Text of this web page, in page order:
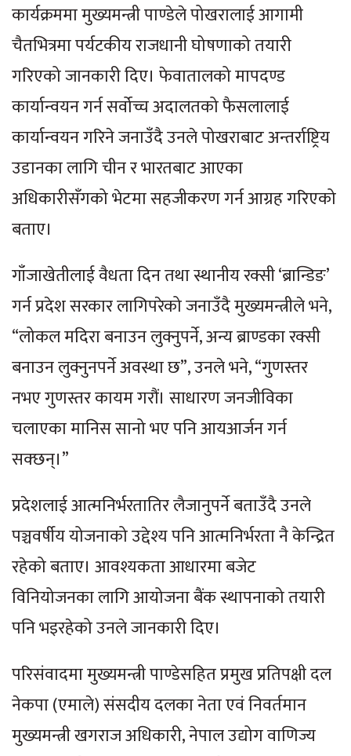
कार्यक्रममा मुख्यमन्त्री पाण्डेले पोखरालाई आगामी
चैतभित्रमा पर्यटकीय राजधानी घोषणाको तयारी
गरिएको जानकारी दिए। फेवातालको मापदण्ड
कार्यान्वयन गर्न सर्वोच्च अदालतको फैसलालाई
कार्यान्वयन गरिने जनाउँदै उनले पोखराबाट अन्तर्राष्ट्रिय
उडानका लागि चीन र भारतबाट आएका
अधिकारीसँगको भेटमा सहजीकरण गर्न आग्रह गरिएको
बताए।
गाँजाखेतीलाई वैधता दिन तथा स्थानीय रक्सी ‘ब्रान्डिङ’
गर्न प्रदेश सरकार लागिपरेको जनाउँदै मुख्यमन्त्रीले भने,
“लोकल मदिरा बनाउन लुक्नुपर्ने, अन्य ब्राण्डका रक्सी
बनाउन लुक्नुनपर्ने अवस्था छ”, उनले भने, “गुणस्तर
नभए गुणस्तर कायम गरौं। साधारण जनजीविका
चलाएका मानिस सानो भए पनि आयआर्जन गर्न
सक्छन्।”
प्रदेशलाई आत्मनिर्भरतातिर लैजानुपर्ने बताउँदै उनले
पञ्चवर्षीय योजनाको उद्देश्य पनि आत्मनिर्भरता नै केन्द्रित
रहेको बताए। आवश्यकता आधारमा बजेट
विनियोजनका लागि आयोजना बैंक स्थापनाको तयारी
पनि भइरहेको उनले जानकारी दिए।
परिसंवादमा मुख्यमन्त्री पाण्डेसहित प्रमुख प्रतिपक्षी दल
नेकपा (एमाले) संसदीय दलका नेता एवं निवर्तमान
मुख्यमन्त्री खगराज अधिकारी, नेपाल उद्योग वाणिज्य